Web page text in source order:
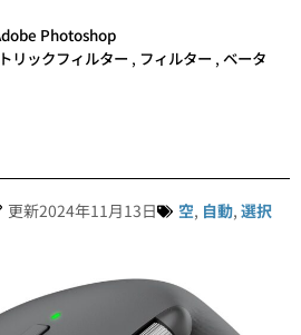
Photoshop
リックフィルター , フィルター , ベータ
更新2024年11月13日 空, 自動, 選択